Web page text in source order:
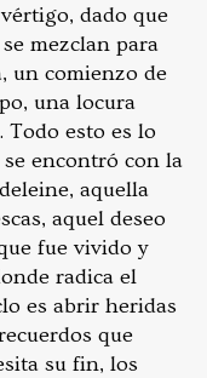
dado que
mezclan para
un comienzo de
una locura
esto es lo
encontró con la
aquella
aquel deseo
fue vivido y
radica el
es abrir heridas
que
su fin, los